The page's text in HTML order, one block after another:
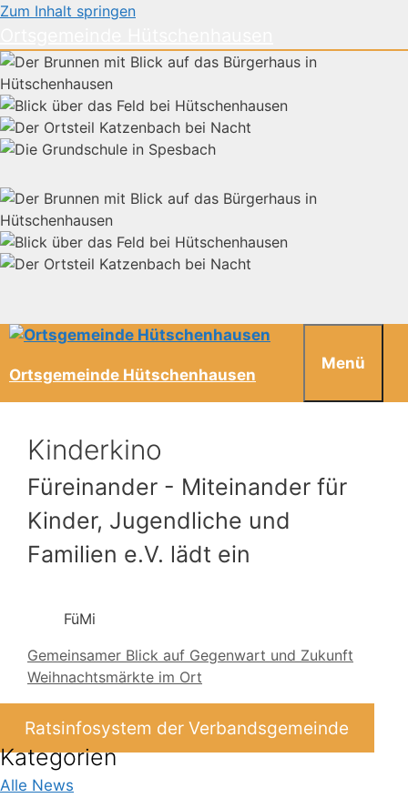
Zum Inhalt springen
Ortsgemeinde Hütschenhausen
Menü
Kinderkino
Füreinander - Miteinander für
Kinder, Jugendliche und
Familien e.V. lädt ein
FüMi
Gemeinsamer Blick auf Gegenwart und Zukunft
Weihnachtsmärkte im Ort
Ratsinfosystem der Verbandsgemeinde
Kategorien
Alle News